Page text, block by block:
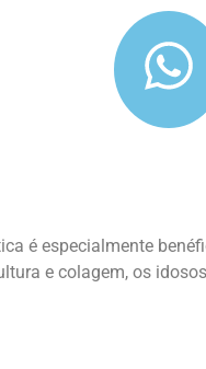
é especialmente
e colagem, os